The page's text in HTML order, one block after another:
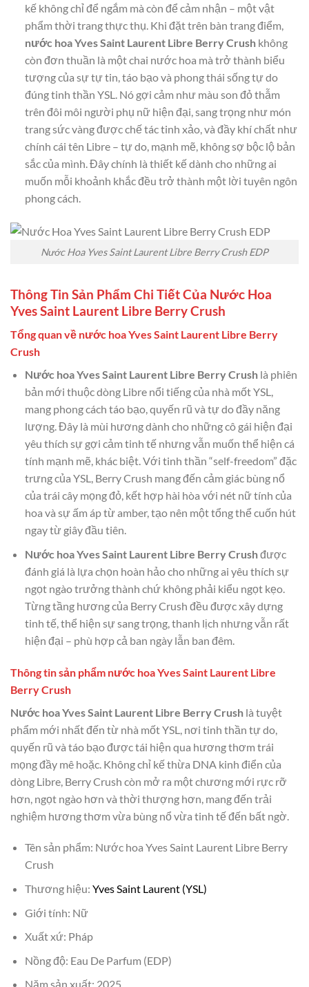
kế không chỉ để ngắm mà còn để cảm nhận – một vật
phẩm thời trang thực thụ. Khi đặt trên bàn trang điểm,
nước hoa Yves Saint Laurent Libre Berry Crushkhông
còn đơn thuần là một chai nước hoa mà trở thành biểu
tượng của sự tự tin, táo bạo và phong thái sống tự do
đúng tinh thần YSL. Nó gợi cảm như màu son đỏ thẫm
trên đôi môi người phụ nữ hiện đại, sang trọng như món
trang sức vàng được chế tác tinh xảo, và đầy khí chất như
chính cái tên Libre – tự do, mạnh mẽ, không sợ bộc lộ bản
sắc của mình. Đây chính là thiết kế dành cho những ai
muốn mỗi khoảnh khắc đều trở thành một lời tuyên ngôn
phong cách.
Nước Hoa Yves Saint Laurent Libre Berry Crush EDP
Thông Tin Sản Phẩm Chi Tiết Của Nước Hoa
Yves Saint Laurent Libre Berry Crush
Tổng quan về nước hoa Yves Saint Laurent Libre Berry
Crush
Nước hoa Yves Saint Laurent Libre Berry Crushlà phiên
bản mới thuộc dòng Libre nổi tiếng của nhà mốt YSL,
mang phong cách táo bạo, quyến rũ và tự do đầy năng
lượng. Đây là mùi hương dành cho những cô gái hiện đại
yêu thích sự gợi cảm tinh tế nhưng vẫn muốn thể hiện cá
tính mạnh mẽ, khác biệt. Với tinh thần “self-freedom” đặc
trưng của YSL, Berry Crush mang đến cảm giác bùng nổ
của trái cây mọng đỏ, kết hợp hài hòa với nét nữ tính của
hoa và sự ấm áp từ amber, tạo nên một tổng thể cuốn hút
ngay từ giây đầu tiên.
Nước hoa Yves Saint Laurent Libre Berry Crushđược
đánh giá là lựa chọn hoàn hảo cho những ai yêu thích sự
ngọt ngào trưởng thành chứ không phải kiểu ngọt kẹo.
Từng tầng hương của Berry Crush đều được xây dựng
tinh tế, thể hiện sự sang trọng, thanh lịch nhưng vẫn rất
hiện đại – phù hợp cả ban ngày lẫn ban đêm.
Thông tin sản phẩm nước hoa Yves Saint Laurent Libre
Berry Crush
Nước hoa Yves Saint Laurent Libre Berry Crush là tuyệt
phẩm mới nhất đến từ nhà mốt YSL, nơi tinh thần tự do,
quyến rũ và táo bạo được tái hiện qua hương thơm trái
mọng đầy mê hoặc. Không chỉ kế thừa DNA kinh điển của
dòng Libre, Berry Crush còn mở ra một chương mới rực rỡ
hơn, ngọt ngào hơn và thời thượng hơn, mang đến trải
nghiệm hương thơm vừa bùng nổ vừa tinh tế đến bất ngờ.
Tên sản phẩm: Nước hoa Yves Saint Laurent Libre Berry
Crush
Thương hiệu: Yves Saint Laurent (YSL)
Giới tính: Nữ
Xuất xứ: Pháp
Nồng độ: Eau De Parfum (EDP)
Năm sản xuất: 2025